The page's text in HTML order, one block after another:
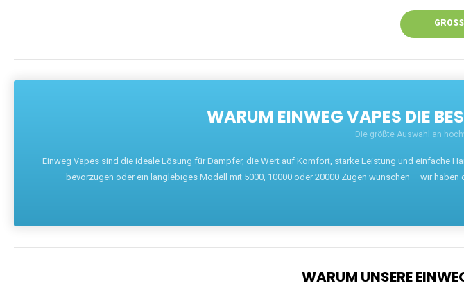
WARUM EINWEG VAPES DIE
Die größte Auswahl an
Einweg Vapes sind die ideale Lösung für Dampfer, die Wert auf Komfort, starke Leistung und einfache
bevorzugen oder ein langlebiges Modell mit 5000, 10000 oder 20000 Zügen wünschen – wir
WARUM UNSERE